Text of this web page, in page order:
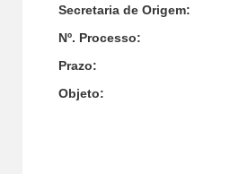
Secretaria de Origem:
Nº. Processo:
Prazo:
Objeto: